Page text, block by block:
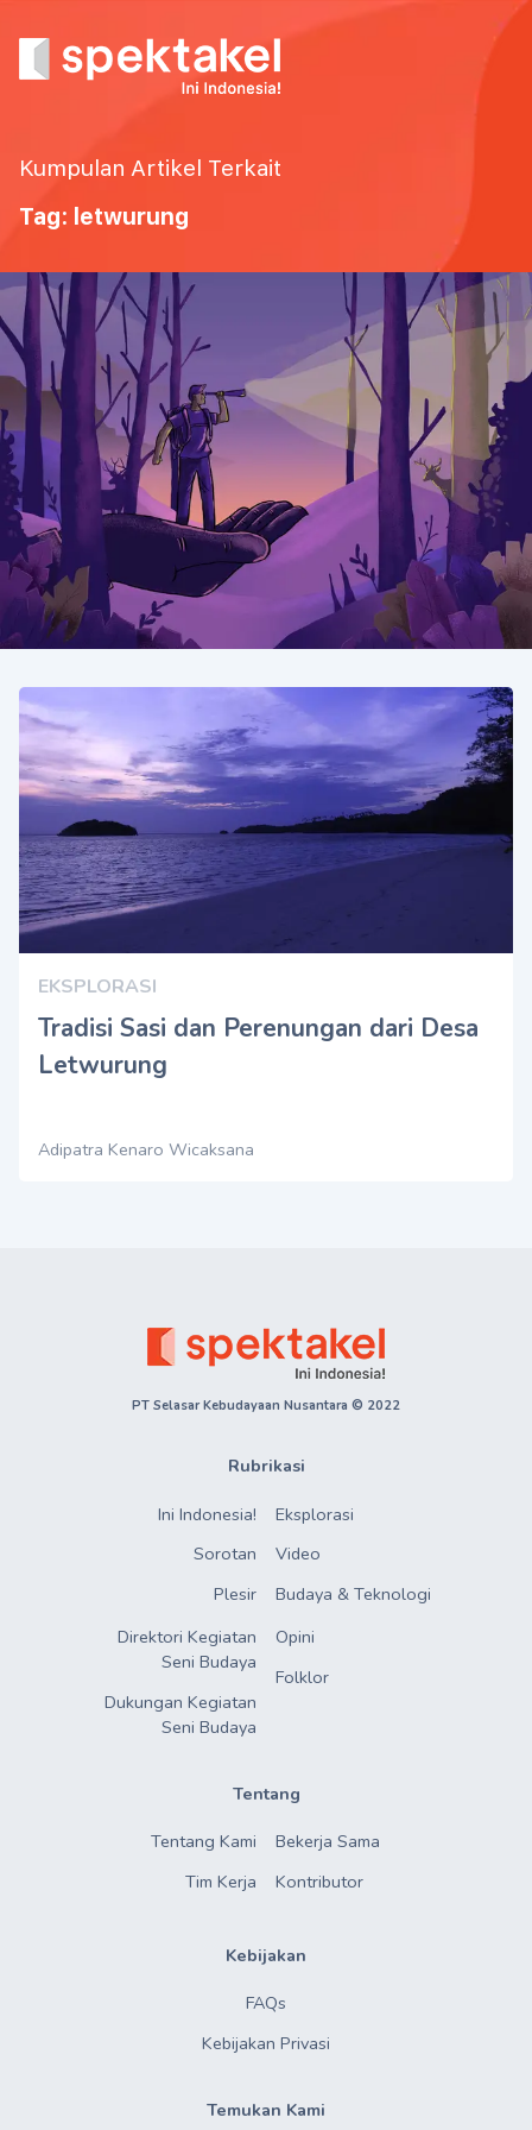
Kumpulan Artikel Terkait
Tag: letwurung
EKSPLORASI
Tradisi Sasi dan Perenungan dari Desa
Letwurung
Adipatra Kenaro Wicaksana
PT Selasar Kebudayaan Nusantara © 2022
Rubrikasi
Ini Indonesia!
Sorotan
Plesir
Direktori Kegiatan
Seni Budaya
Dukungan Kegiatan
Seni Budaya
Eksplorasi
Video
Budaya & Teknologi
Opini
Folklor
Tentang
Tentang Kami
Tim Kerja
Bekerja Sama
Kontributor
Kebijakan
FAQs
Kebijakan Privasi
Temukan Kami